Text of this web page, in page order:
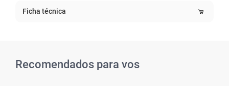
Ficha técnica
Recomendados para vos